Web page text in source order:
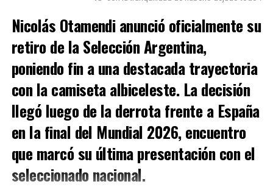
Nicolás Otamendianunció oficialmente su
retiro de laSelección Argentina,
poniendo fin a una destacada trayectoria
con la camiseta albiceleste. La decisión
llegó luego de la derrota frente a España
en la final del Mundial 2026, encuentro
que marcó su última presentación con el
seleccionado nacional.